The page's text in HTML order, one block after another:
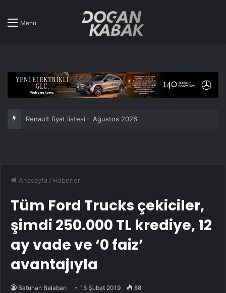
Menü
Anasayfa / Haberler
Tüm Ford Trucks çekiciler,
şimdi 250.000 TL krediye, 12
ay vade ve ‘0 faiz’
avantajıyla
Batuhan Balaban 16 Şubat 2019 88